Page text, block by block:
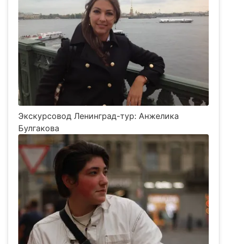
Экскурсовод Ленинград-тур: Анжелика
Булгакова